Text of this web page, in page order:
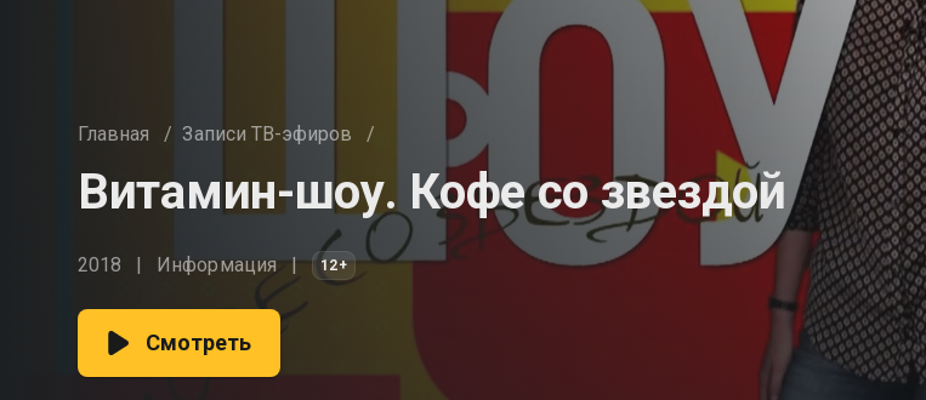
Главная / Записи ТВ-эфиров /
Витамин-шоу. Кофе со звездой
2018 Информация 12+
Смотреть